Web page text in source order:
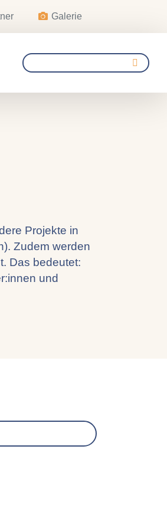
Galerie
Projekte in
Zudem werden
Das bedeutet:
und